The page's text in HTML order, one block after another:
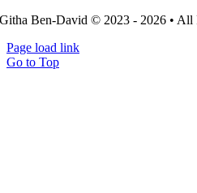
Githa Ben-David © 2023 - 2026 • All
Page load link
Go to Top